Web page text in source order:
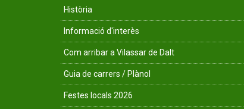
Història
Informació d'interès
Com arribar a Vilassar de Dalt
Guia de carrers / Plànol
Festes locals 2026